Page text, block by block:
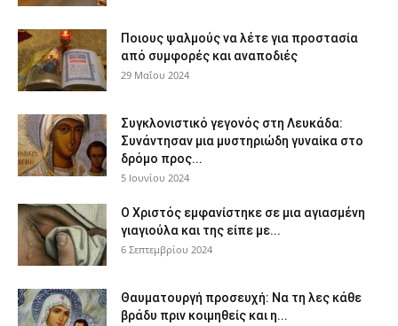
Ποιους ψαλμούς να λέτε για προστασία
από συμφορές και αναποδιές
29 Μαΐου 2024
Συγκλονιστικό γεγονός στη Λευκάδα:
Συνάντησαν μια μυστηριώδη γυναίκα στο
δρόμο προς...
5 Ιουνίου 2024
Ο Χριστός εμφανίστηκε σε μια αγιασμένη
γιαγιούλα και της είπε με...
6 Σεπτεμβρίου 2024
Θαυματουργή προσευχή: Να τη λες κάθε
βράδυ πριν κοιμηθείς και η...